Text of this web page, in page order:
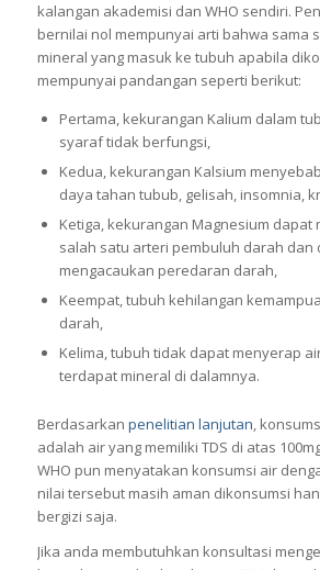
kalangan akademisi dan WHO sendiri.
bernilai nol mempunyai arti bahwa sama
mineral yang masuk ke tubuh apabila
mempunyai pandangan seperti berikut:
Pertama, kekurangan Kalium dalam
syaraf tidak berfungsi,
Kedua, kekurangan Kalsium
daya tahan tubub, gelisah, insomnia,
Ketiga, kekurangan Magnesium dapat
salah satu arteri pembuluh darah dan
mengacaukan peredaran darah,
Keempat, tubuh kehilangan
darah,
Kelima, tubuh tidak dapat menyerap
terdapat mineral di dalamnya.
Berdasarkan penelitian lanjutan,
adalah air yang memiliki TDS di atas
WHO pun menyatakan konsumsi air
nilai tersebut masih aman dikonsumsi
bergizi saja.
Jika anda membutuhkan konsultasi